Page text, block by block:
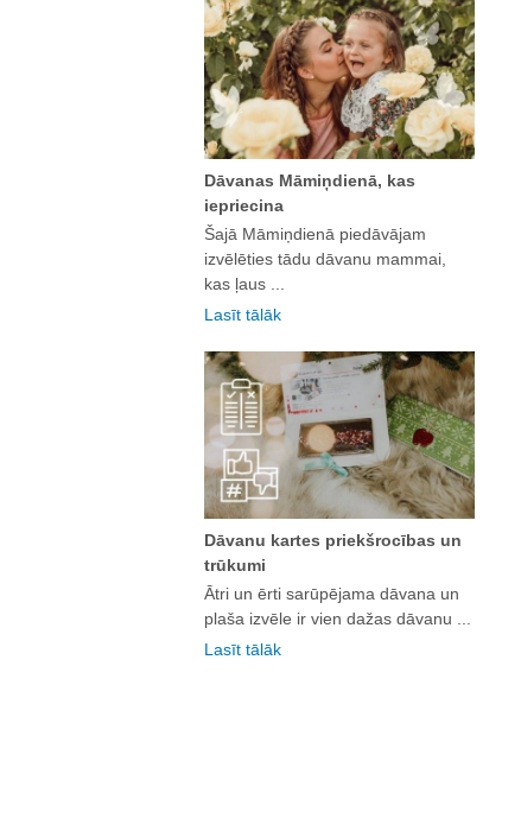
Dāvanas Māmiņdienā, kas
iepriecina
Šajā Māmiņdienā piedāvājam
izvēlēties tādu dāvanu mammai,
kas ļaus ...
Lasīt tālāk
Dāvanu kartes priekšrocības un
trūkumi
Ātri un ērti sarūpējama dāvana un
plaša izvēle ir vien dažas dāvanu ...
Lasīt tālāk